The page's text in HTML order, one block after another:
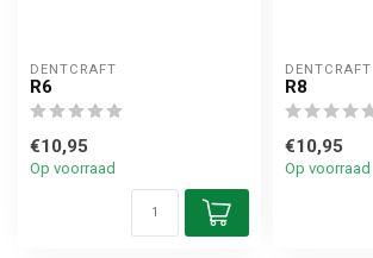
DENTCRAFT
R6
€10,95
Op voorraad
DENTCRAFT
R8
€10,95
Op voorraad